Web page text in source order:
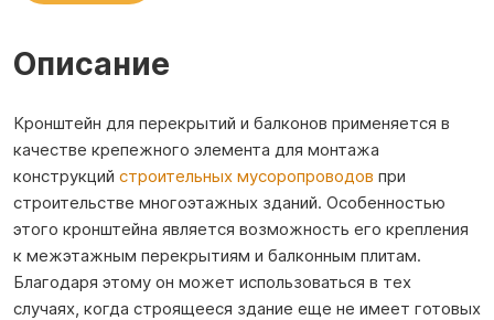
Описание
Кронштейн для перекрытий и балконов применяется в
качестве крепежного элемента для монтажа
конструкций строительных мусоропроводов при
строительстве многоэтажных зданий. Особенностью
этого кронштейна является возможность его крепления
к межэтажным перекрытиям и балконным плитам.
Благодаря этому он может использоваться в тех
случаях, когда строящееся здание еще не имеет готовых